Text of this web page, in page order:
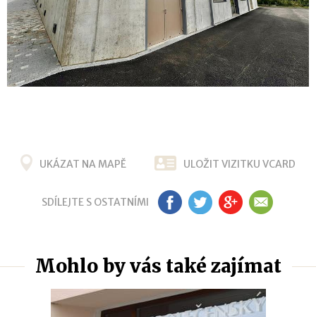
UKÁZAT NA MAPĚ ULOŽIT VIZITKU VCARD
SDÍLEJTE S OSTATNÍMI FB TW G+ EM
Mohlo by vás také zajímat